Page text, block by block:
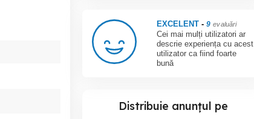
EXCELENT- 9 evaluări
Cei mai mulți utilizatori ar
descrie experiența cu acest
utilizator ca fiind foarte
bună
Distribuie anunțul pe